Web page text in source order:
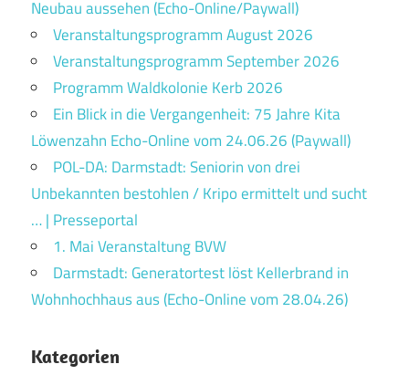
Neubau aussehen (Echo-Online/Paywall)
Veranstaltungsprogramm August 2026
Veranstaltungsprogramm September 2026
Programm Waldkolonie Kerb 2026
Ein Blick in die Vergangenheit: 75 Jahre Kita
Löwenzahn Echo-Online vom 24.06.26 (Paywall)
POL-DA: Darmstadt: Seniorin von drei
Unbekannten bestohlen / Kripo ermittelt und sucht
… | Presseportal
1. Mai Veranstaltung BVW
Darmstadt: Generatortest löst Kellerbrand in
Wohnhochhaus aus (Echo-Online vom 28.04.26)
Kategorien